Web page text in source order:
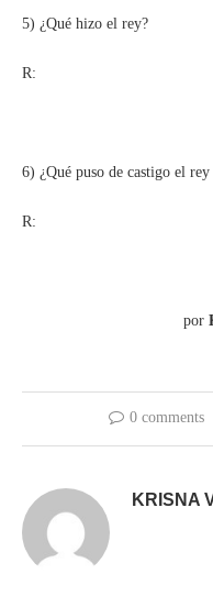
5) ¿Qué hizo el rey?
R:
6) ¿Qué puso de castigo el
R:
por
0 comments
KRISNA